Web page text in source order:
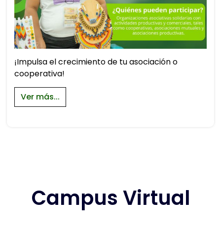
¡Impulsa el crecimiento de tu asociación o
cooperativa!
Ver más...
Campus Virtual